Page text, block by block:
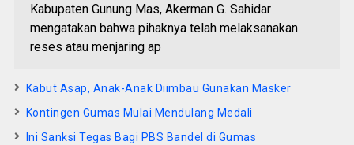
Kabupaten Gunung Mas, Akerman G. Sahidar
mengatakan bahwa pihaknya telah melaksanakan
reses atau menjaring ap
Kabut Asap, Anak-Anak Diimbau Gunakan Masker
Kontingen Gumas Mulai Mendulang Medali
Ini Sanksi Tegas Bagi PBS Bandel di Gumas